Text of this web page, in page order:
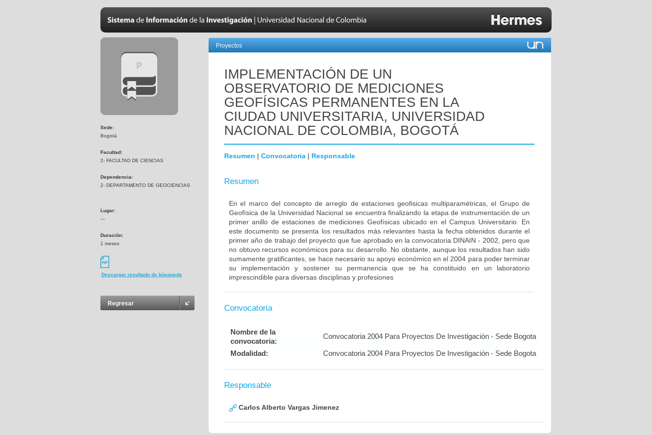
Sede:
Bogotá
Facultad:
2- FACULTAD DE CIENCIAS
Dependencia:
2- DEPARTAMENTO DE GEOCIENCIAS
Lugar:
---
Duración:
1 meses
Descargar resultado de búsqueda
Regresar
Proyectos
IMPLEMENTACIÓN DE UN
OBSERVATORIO DE MEDICIONES
GEOFÍSICAS PERMANENTES EN LA
CIUDAD UNIVERSITARIA, UNIVERSIDAD
NACIONAL DE COLOMBIA, BOGOTÁ
Resumen | Convocatoria | Responsable
Resumen
En el marco del concepto de arreglo de estaciones geofisicas multiparamétricas, el Grupo de
Geofísica de la Universidad Nacional se encuentra finalizando la etapa de instrumentación de un
primer anillo de estaciones de mediciones Geofísicas ubicado en el Campus Universitario. En
este documento se presenta los resultados más relevantes hasta la fecha obtenidos durante el
primer año de trabajo del proyecto que fue aprobado en la convocatoria DINAIN - 2002, pero que
no obtuvo recursos económicos para su desarrollo. No obstante, aunque los resultados han sido
sumamente gratificantes, se hace necesario su apoyo económico en el 2004 para poder terminar
su implementación y sostener su permanencia que se ha constituido en un laboratorio
imprescindible para diversas disciplinas y profesiones
Convocatoria
Nombre de la
convocatoria:
Convocatoria 2004 Para Proyectos De Investigación - Sede Bogota
Modalidad: Convocatoria 2004 Para Proyectos De Investigación - Sede Bogota
Responsable
Carlos Alberto Vargas Jimenez